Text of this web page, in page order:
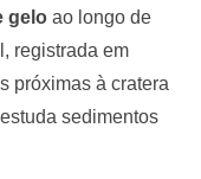
gelo ao longo de
registrada em
próximas à cratera
estuda sedimentos